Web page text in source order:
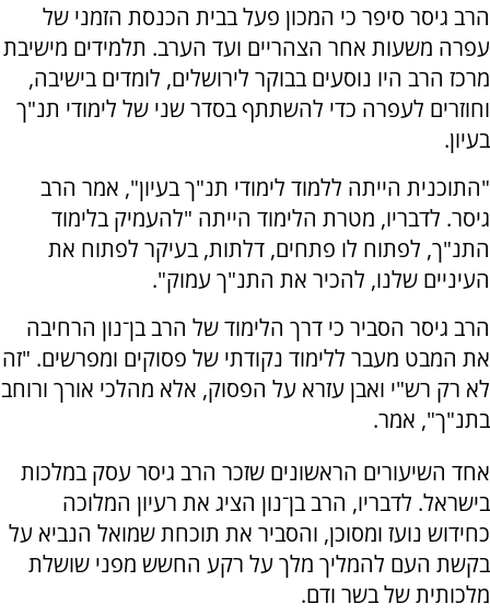
הרב גיסר סיפר כי המכון פעל בבית הכנסת הזמני של
עפרה משעות אחר הצהריים ועד הערב. תלמידים מישיבת
מרכז הרב היו נוסעים בבוקר לירושלים, לומדים בישיבה,
וחוזרים לעפרה כדי להשתתף בסדר שני של לימודי תנ"ך
בעיון.
"התוכנית הייתה ללמוד לימודי תנ"ך בעיון", אמר הרב
גיסר. לדבריו, מטרת הלימוד הייתה "להעמיק בלימוד
התנ"ך, לפתוח לו פתחים, דלתות, בעיקר לפתוח את
העיניים שלנו, להכיר את התנ"ך עמוק".
הרב גיסר הסביר כי דרך הלימוד של הרב בן־נון הרחיבה
את המבט מעבר ללימוד נקודתי של פסוקים ומפרשים. "זה
לא רק רש"י ואבן עזרא על הפסוק, אלא מהלכי אורך ורוחב
בתנ"ך", אמר.
אחד השיעורים הראשונים שזכר הרב גיסר עסק במלכות
בישראל. לדבריו, הרב בן־נון הציג את רעיון המלוכה
כחידוש נועז ומסוכן, והסביר את תוכחת שמואל הנביא על
בקשת העם להמליך מלך על רקע החשש מפני שושלת
מלכותית של בשר ודם.